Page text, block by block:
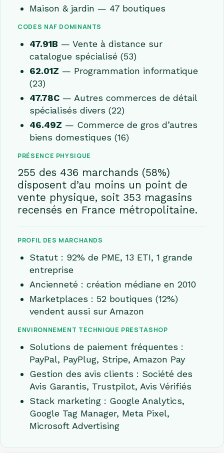
Maison & jardin — 47 boutiques
CODES NAF DOMINANTS
47.91B — Vente à distance sur
catalogue spécialisé (53)
62.01Z — Programmation informatique
(23)
47.78C — Autres commerces de détail
spécialisés divers (22)
46.49Z — Commerce de gros d’autres
biens domestiques (16)
PRÉSENCE PHYSIQUE
255 des 436 marchands (58%)
disposent d’au moins un point de
vente physique, soit 353 magasins
recensés en France métropolitaine.
PROFIL DES MARCHANDS
Statut : 92% de PME, 13 ETI, 1 grande
entreprise
Ancienneté : création médiane en 2010
Marketplaces : 52 boutiques (12%)
vendent aussi sur Amazon
ENVIRONNEMENT TECHNIQUE PRESTASHOP
Solutions de paiement fréquentes :
PayPal, PayPlug, Stripe, Amazon Pay
Gestion des avis clients : Société des
Avis Garantis, Trustpilot, Avis Vérifiés
Stack marketing : Google Analytics,
Google Tag Manager, Meta Pixel,
Microsoft Advertising